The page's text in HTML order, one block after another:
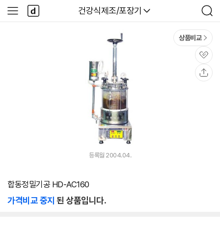
다나와
건강식제조/포장기
검
색
사
이
다
나
와
상품비교
관
심
등록월 2004.04.
합동정밀기공 HD-AC160
가격비교 중지 된 상품입니다.